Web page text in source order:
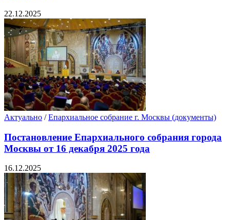
22.12.2025
Актуально /Епархиальное собрание г. Москвы (документы)
Постановление Епархиального собрания города
Москвы от 16 декабря 2025 года
16.12.2025